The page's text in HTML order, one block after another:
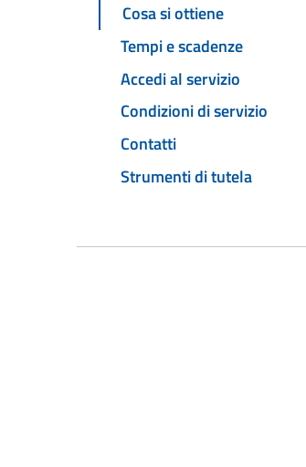
Cosa si ottiene
Tempi e scadenze
Accedi al servizio
Condizioni di servizio
Contatti
Strumenti di tutela